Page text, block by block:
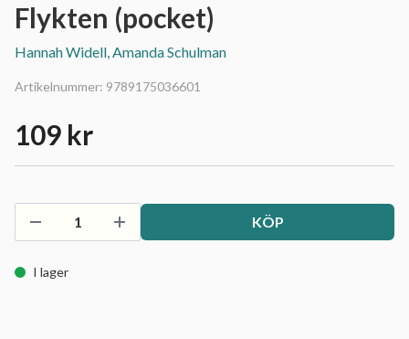
Flykten (pocket)
Hannah Widell, Amanda Schulman
Artikelnummer: 9789175036601
109 kr
KÖP
I lager